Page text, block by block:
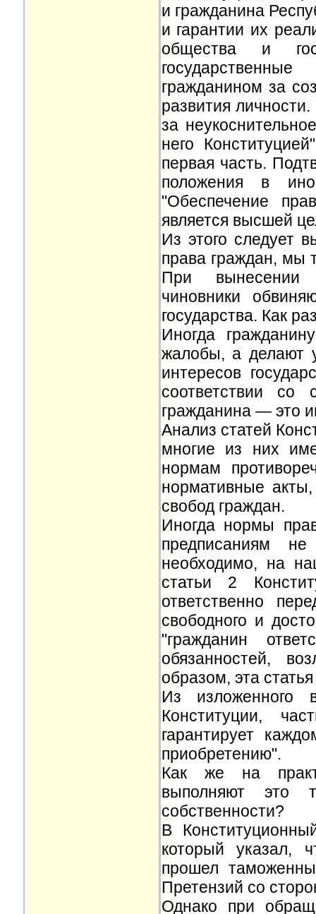
и гражданина
и гарантии их
общества и
гражданином за
развития
за
него
первая часть.
положения в
"Обеспечение
является высшей
Из этого следует
права граждан, мы
При вынесении
чиновники
государства. Как
Иногда
жалобы, а делают
интересов
соответствии
гражданина — это
Анализ статей
многие из них
нормам
нормативные
свобод граждан.
Иногда нормы
предписаниям
необходимо, на
статьи 2
ответственно
свободного и
"гражданин
обязанностей,
образом, эта
Из изложенного
Конституции,
гарантирует
приобретению".
Как же на
выполняют это
собственности?
В
который указал,
прошел
Претензий со
Однако при